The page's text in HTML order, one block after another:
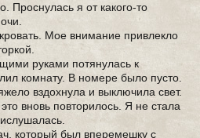
Проснулась я от какого-то
Мое внимание привлекло
руками потянулась к
комнату. В номере было пусто.
вздохнула и выключила свет.
вновь повторилось. Я не стала
который был вперемешку с